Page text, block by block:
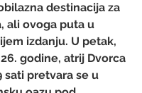
destinacija za
ali ovoga puta u
izdanju. U petak,
godine, atrij Dvorca
sati pretvara se u